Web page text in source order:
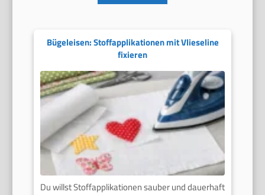
Bügeleisen: Stoffapplikationen mit Vlieseline
fixieren
Du willst Stoffapplikationen sauber und dauerhaft